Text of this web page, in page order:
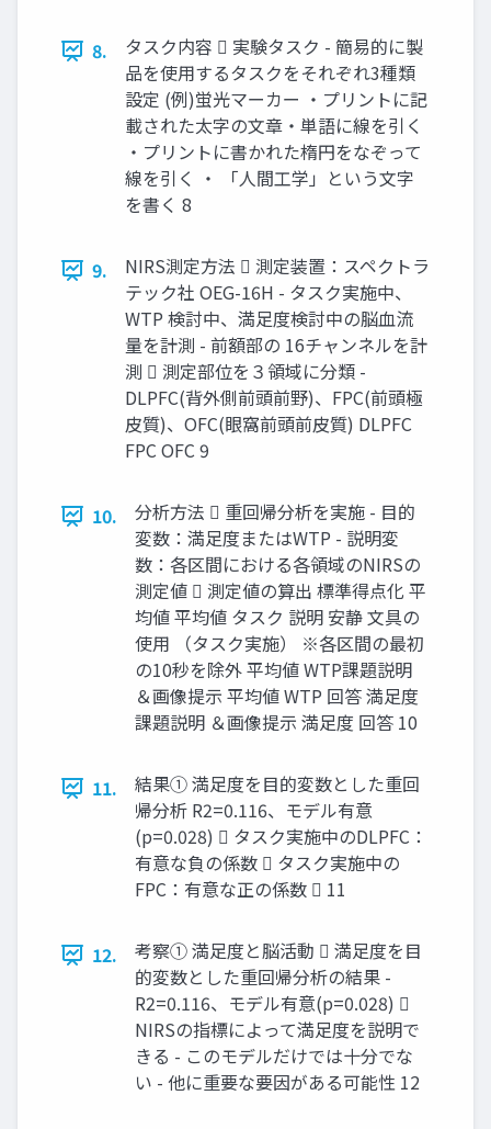
8.
タスク内容  実験タスク - 簡易的に製
品を使用するタスクをそれぞれ3種類
設定 (例)蛍光マーカー ・プリントに記
載された太字の文章・単語に線を引く
・プリントに書かれた楕円をなぞって
線を引く ・ 「人間工学」という文字
を書く 8
9.
NIRS測定方法  測定装置：スペクトラ
テック社 OEG-16H - タスク実施中、
WTP 検討中、満足度検討中の脳血流
量を計測 - 前額部の 16チャンネルを計
測  測定部位を３領域に分類 -
DLPFC(背外側前頭前野)、FPC(前頭極
皮質)、OFC(眼窩前頭前皮質) DLPFC
FPC OFC 9
10.
分析方法  重回帰分析を実施 - 目的
変数：満足度またはWTP - 説明変
数：各区間における各領域のNIRSの
測定値  測定値の算出 標準得点化 平
均値 平均値 タスク 説明 安静 文具の
使用 （タスク実施） ※各区間の最初
の10秒を除外 平均値 WTP課題説明
＆画像提示 平均値 WTP 回答 満足度
課題説明 ＆画像提示 満足度 回答 10
11.
結果① 満足度を目的変数とした重回
帰分析 R2=0.116、モデル有意
(p=0.028)  タスク実施中のDLPFC：
有意な負の係数  タスク実施中の
FPC：有意な正の係数  11
12.
考察① 満足度と脳活動  満足度を目
的変数とした重回帰分析の結果 -
R2=0.116、モデル有意(p=0.028) 
NIRSの指標によって満足度を説明で
きる - このモデルだけでは十分でな
い - 他に重要な要因がある可能性 12